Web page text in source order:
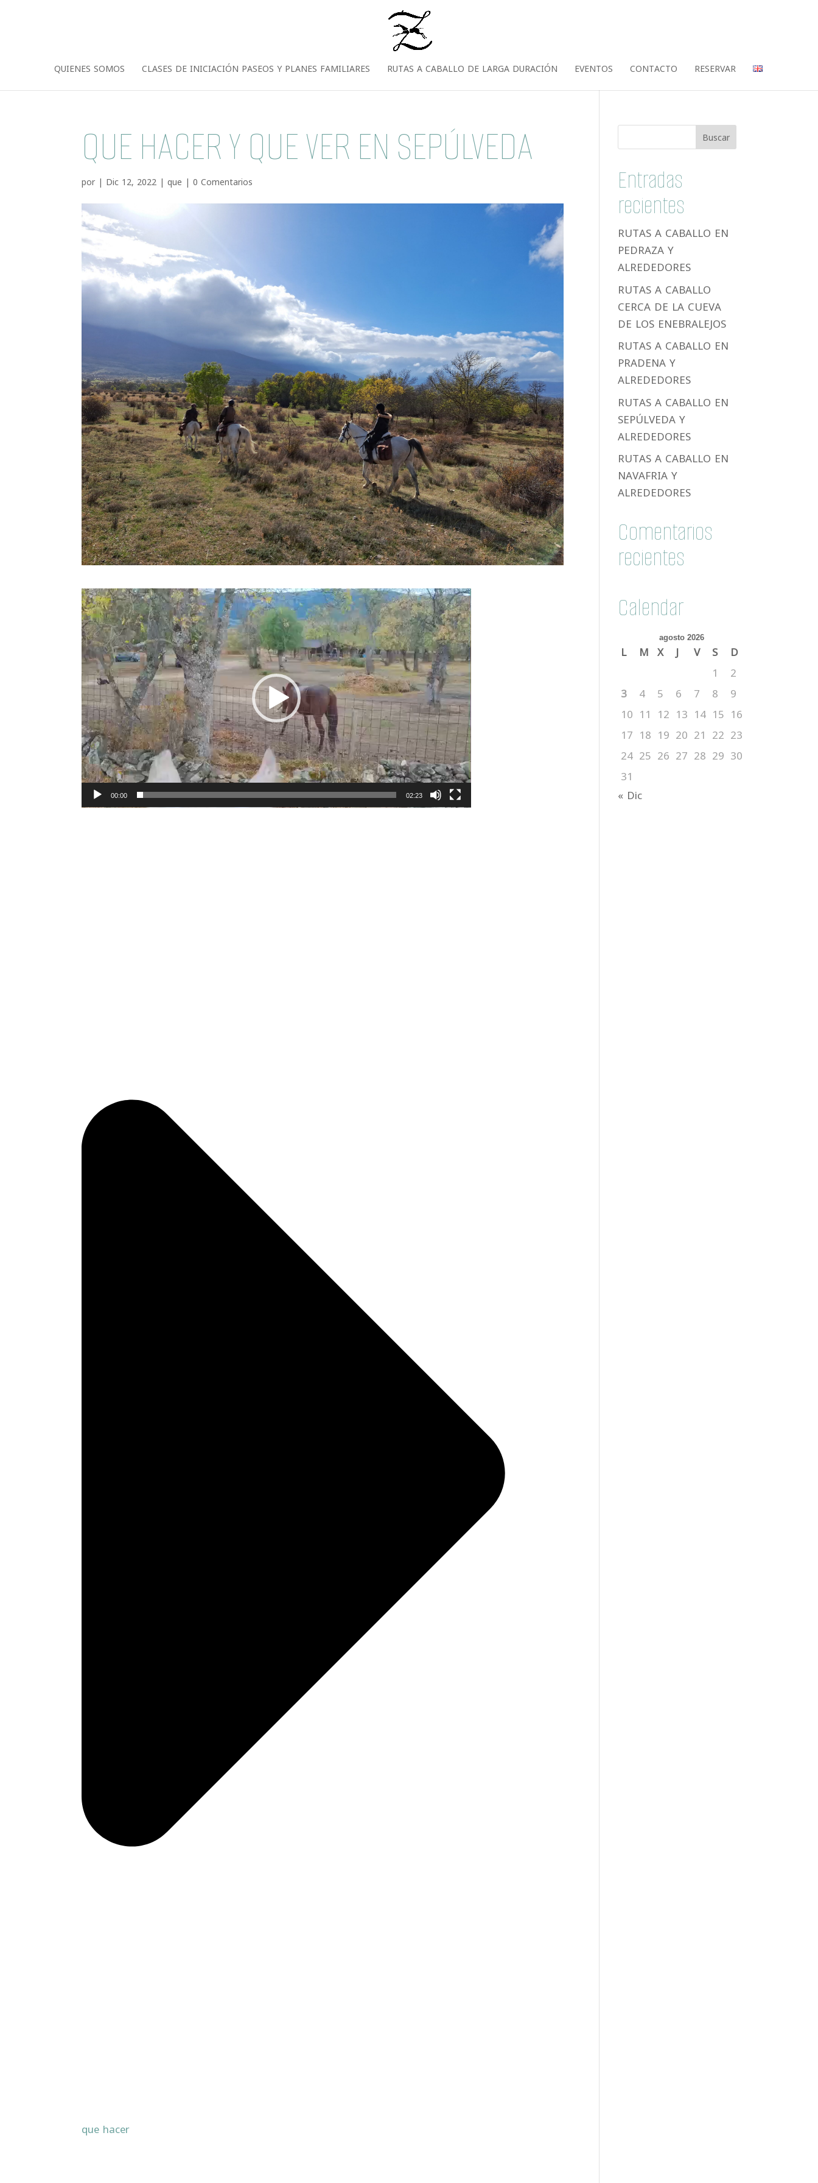
QUIENES SOMOS CLASES DE INICIACIÓN PASEOS Y PLANES FAMILIARES RUTAS A CABALLO DE LARGA DURACIÓN EVENTOS CONTACTO RESERVAR
QUE HACER Y QUE VER EN SEPÚLVEDA
por | Dic 12, 2022 |que |0 Comentarios
Reproductor
de
vídeo
00:00 02:23
que hacer
Entradas
recientes
RUTAS A CABALLO EN
PEDRAZA Y
ALREDEDORES
RUTAS A CABALLO
CERCA DE LA CUEVA
DE LOS ENEBRALEJOS
RUTAS A CABALLO EN
PRADENA Y
ALREDEDORES
RUTAS A CABALLO EN
SEPÚLVEDA Y
ALREDEDORES
RUTAS A CABALLO EN
NAVAFRIA Y
ALREDEDORES
Comentarios
recientes
Calendar
agosto 2026
L M X J V S
D
1
2
3
4 5 6 7 8
9
10 11 12 13 14 15 16
17 18 19 20 21 22 23
24 25 26 27 28 29 30
31
« Dic